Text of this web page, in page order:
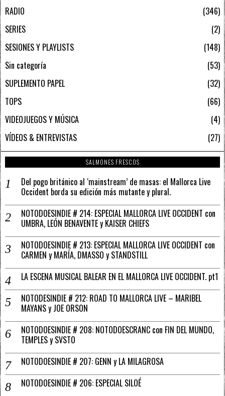
RADIO
346
SERIES
2
SESIONES Y PLAYLISTS
148
Sin categoría
53
SUPLEMENTO PAPEL
32
TOPS
66
VIDEOJUEGOS Y MÚSICA
4
VÍDEOS & ENTREVISTAS
27
SALMONES FRESCOS
Del pogo británico al ‘mainstream’ de masas: el Mallorca Live
Occident borda su edición más mutante y plural.
NOTODOESINDIE # 214: ESPECIAL MALLORCA LIVE OCCIDENT con
UMBRA, LEÓN BENAVENTE y KAISER CHIEFS
NOTODOESINDIE # 213: ESPECIAL MALLORCA LIVE OCCIDENT con
CARMEN y MARÍA, DMASSO y STANDSTILL
LA ESCENA MUSICAL BALEAR EN EL MALLORCA LIVE OCCIDENT. pt1
NOTODESINDIE # 212: ROAD TO MALLORCA LIVE – MARIBEL
MAYANS y JOE ORSON
NOTODOESINDIE # 208: NOTODOESCRANC con FIN DEL MUNDO,
TEMPLES y SVSTO
NOTODOESINDIE # 207: GENN y LA MILAGROSA
NOTODOESINDIE # 206: ESPECIAL SILOÉ